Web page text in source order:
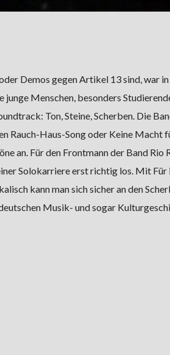
Demos gegen Artikel 13 sind, war
junge Menschen, besonders
Ton, Steine, Scherben. Die
Rauch-Haus-Song oder Keine Macht
an. Für den Frontmann der Band Rio
Solokarriere erst richtig los. Mit Für
kann man sich sicher an den
Musik- und sogar